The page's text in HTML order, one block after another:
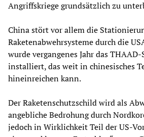
Angriffskriege grundsätzlich zu
China stört vor allem die
Raketenabwehrsysteme durch die
wurde vergangenes Jahr das
installiert, das weit in chinesisches
hineinreichen kann.
Der Raketenschutzschild wird als
angebliche Bedrohung durch
jedoch in Wirklichkeit Teil der US-